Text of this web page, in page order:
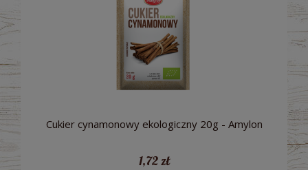
Cukier cynamonowy ekologiczny 20g - Amylon
1,72 zł